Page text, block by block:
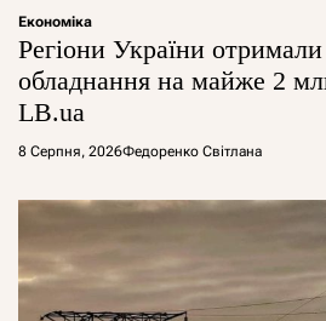
Економіка
Регіони України
обладнання на майже 2
LB.ua
8 Серпня, 2026Федоренко Світлана